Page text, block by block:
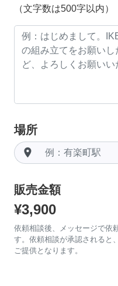
（文字数は500字以内）
場所
room
販売金額
¥3,900
依頼相談後、メッセージで依
す。依頼相談が承認されると
ご提供となります。